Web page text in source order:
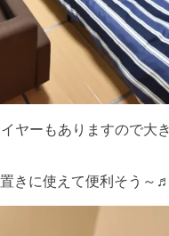
ヤーもありますので大
きに使えて便利そう～♬